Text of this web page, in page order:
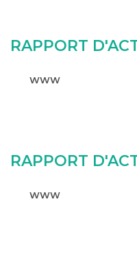
RAPPORT
WWW
RAPPORT
WWW